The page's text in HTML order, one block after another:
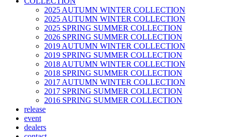
2025 AUTUMN WINTER COLLECTION
2025 AUTUMN WINTER COLLECTION
2025 SPRING SUMMER COLLECTION
2026 SPRING SUMMER COLLECTION
2019 AUTUMN WINTER COLLECTION
2019 SPRING SUMMER COLLECTION
2018 AUTUMN WINTER COLLECTION
2018 SPRING SUMMER COLLECTION
2017 AUTUMN WINTER COLLECTION
2017 SPRING SUMMER COLLECTION
2016 SPRING SUMMER COLLECTION
release
event
dealers